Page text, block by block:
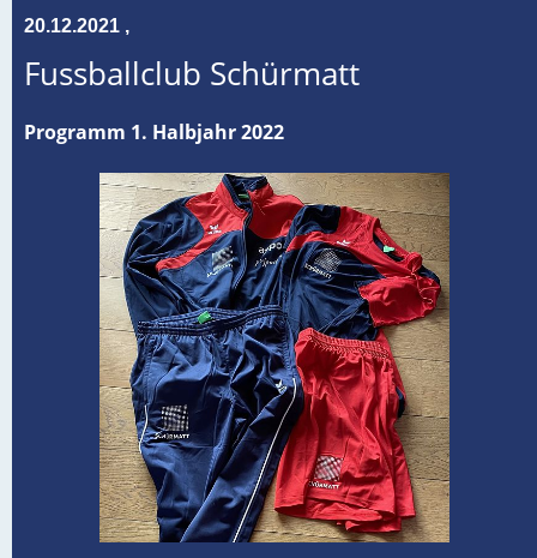
20.12.2021 ,
Fussballclub Schürmatt
Programm 1. Halbjahr 2022